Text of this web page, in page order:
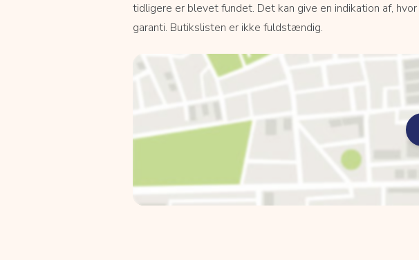
tidligere er blevet fundet. Det kan give en indikation af,
garanti. Butikslisten er ikke fuldstændig.